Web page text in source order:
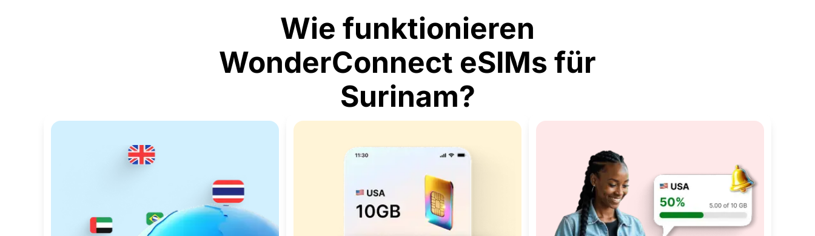
Wie funktionieren
WonderConnect eSIMs für
Surinam?